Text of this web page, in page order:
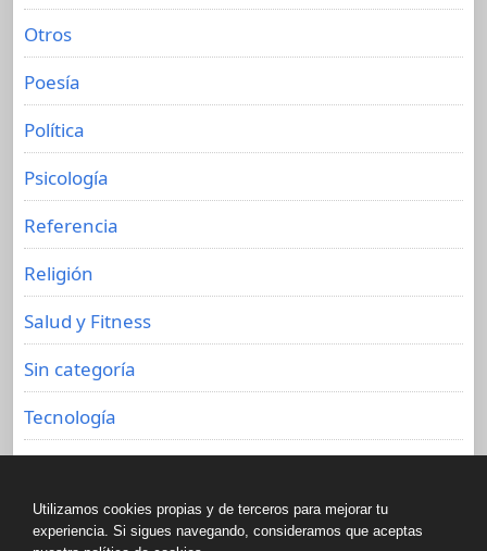
Otros
Poesía
Política
Psicología
Referencia
Religión
Salud y Fitness
Sin categoría
Tecnología
Utilizamos cookies propias y de terceros para mejorar tu
experiencia. Si sigues navegando, consideramos que aceptas